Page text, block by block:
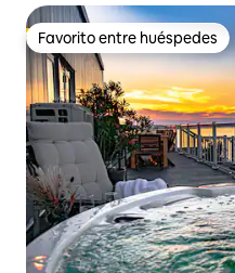
Favorito entre huéspedes
Favorito entre huéspedes